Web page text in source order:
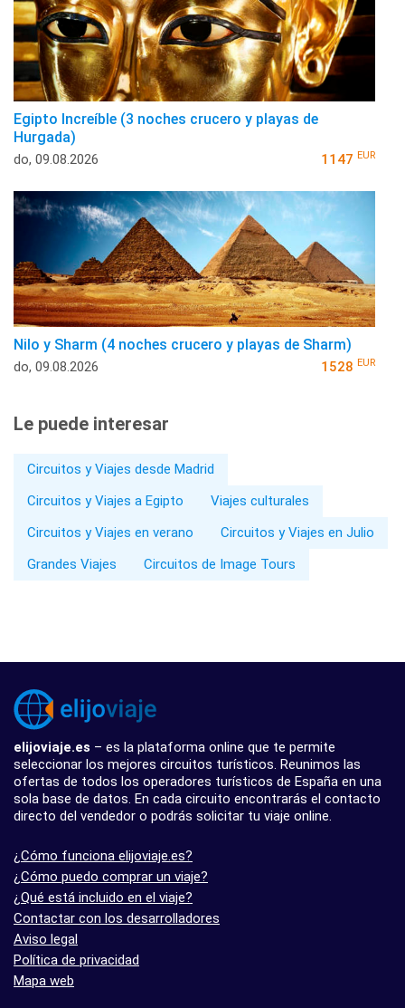
Egipto Increíble (3 noches crucero y playas de
Hurgada)
do, 09.08.2026 1147 EUR
Nilo y Sharm (4 noches crucero y playas de Sharm)
do, 09.08.2026 1528 EUR
Le puede interesar
Circuitos y Viajes desde Madrid
Circuitos y Viajes a Egipto
Viajes culturales
Circuitos y Viajes en verano
Circuitos y Viajes en Julio
Grandes Viajes
Circuitos de Image Tours
elijoviaje.es – es la plataforma online que te permite
seleccionar los mejores circuitos turísticos. Reunimos las
ofertas de todos los operadores turísticos de España en una
sola base de datos. En cada circuito encontrarás el contacto
directo del vendedor o podrás solicitar tu viaje online.
¿Cómo funciona elijoviaje.es?
¿Cómo puedo comprar un viaje?
¿Qué está incluido en el viaje?
Contactar con los desarrolladores
Aviso legal
Política de privacidad
Mapa web